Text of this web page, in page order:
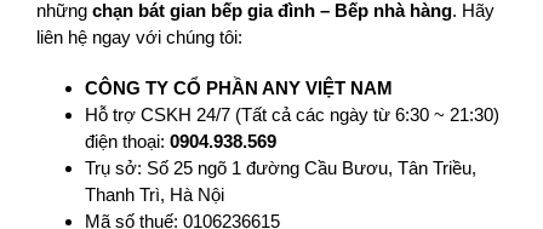
những chạn bát gian bếp gia đình – Bếp nhà hàng. Hãy
liên hệ ngay với chúng tôi:
CÔNG TY CỔ PHẦN ANY VIỆT NAM
Hỗ trợ CSKH 24/7 (Tất cả các ngày từ 6:30 ~ 21:30)
điện thoại: 0904.938.569
Trụ sở: Số 25 ngõ 1 đường Cầu Bươu, Tân Triều,
Thanh Trì, Hà Nội
Mã số thuế: 0106236615